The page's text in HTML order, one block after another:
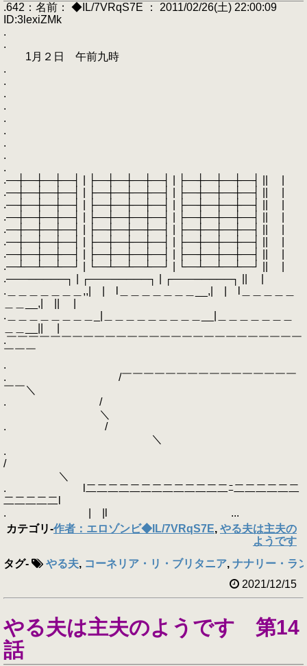
.642：名前： ◆IL/7VRqS7E ： 2011/02/26(土) 22:00:09
ID:3lexiZMk
.
.
1月２日 午前九時
.
.
.
.
.
.
.
.
.
.―┼―┼―┼―┤ | ├―┼―┼―┼―┤ | ├―┼―┼―┼―┤ || |
.―┼―┼―┼―┤ | ├―┼―┼―┼―┤ | ├―┼―┼―┼―┤ || |
.―┼―┼―┼―┤ | ├―┼―┼―┼―┤ | ├―┼―┼―┼―┤ || |
.―┼―┼―┼―┤ | ├―┼―┼―┼―┤ | ├―┼―┼―┼―┤ || |
.―┼―┼―┼―┤ | ├―┼―┼―┼―┤ | ├―┼―┼―┼―┤ || |
.―┼―┼―┼―┤ | ├―┼―┼―┼―┤ | ├―┼―┼―┼―┤ || |
.―┼―┼―┼―┤ | ├―┼―┼―┼―┤ | ├―┼―┼―┼―┤ || |
.―┴―┴―┴―┘ | └―┴―┴―┴―┘ | └―┴―┴―┴―┘ || |
.――─────┐ | ┌――─────┐ | ┌――─────┐ || |
.＿＿＿＿＿＿＿,,| | l＿＿＿＿＿＿＿__,| | l＿＿＿＿＿
＿＿__,| || |
.＿＿＿＿＿＿＿＿_|＿＿＿＿＿＿＿＿＿__|＿＿＿＿＿＿＿
.￣￣￣￣￣￣￣￣￣￣￣￣￣￣￣￣￣￣￣￣￣￣￣￣￣￣￣
￣￣￣
.
. /￣￣￣￣￣￣￣￣￣￣￣￣￣￣￣￣
￣￣＼
. /
＼
. /
＼
.
/
＼
. l二二二二二二二二二二二二二ﾆ二二二二二二
二二二二二l
. | |l ...
カテゴリ-作者：エロゾンビ◆IL/7VRqS7E, やる夫は主夫の
ようです
タグ- やる夫, コーネリア・リ・ブリタニア, ナナリー・ラ
2021/12/15
やる夫は主夫のようです 第14
話